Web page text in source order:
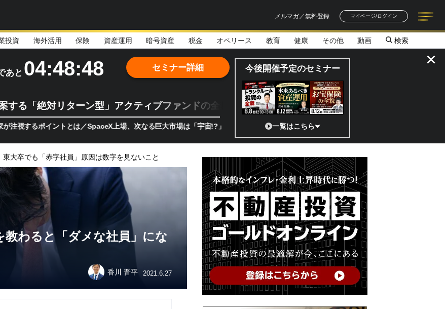
メルマガ／無料登録
マイページ/ログイン
記事一覧
著者一覧
投資 海外活用 保険 資産運用 暗号資産 税金 オペリース 教育 健康 その他 動画 検索
あと 04:48:47
する「絶対リターン型」アクティブファンドの全貌
ポイントとは／SpaceX上場、次なる巨大市場は「宇宙!?」 日本の宇宙ベンチャーのココがスゴイ！／補助金から実需へ、知られざる宇宙
セミナー詳細 今後開催予定のセミナー
一覧はこちら
×
東大卒でも「赤字社員」原因は数字を見ないこと
教わると「ダメな社員」にな
香川 晋平 2021.6.27